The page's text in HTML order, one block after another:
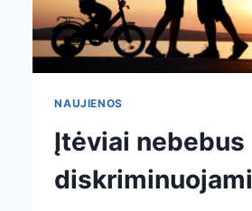
NAUJIENOS
Įtėviai nebebus
diskriminuojami